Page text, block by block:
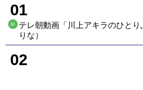
01
M
テレ朝動画「川上アキラのひと
りな）
02